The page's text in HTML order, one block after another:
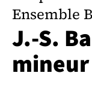
Ensemble
J.-S.
mineur